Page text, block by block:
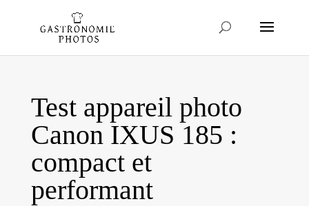
Test appareil photo
Canon IXUS 185 :
compact et
performant